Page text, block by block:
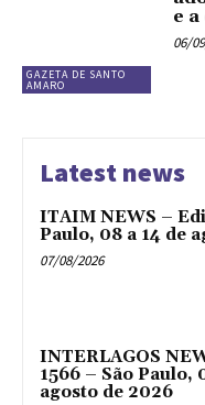
GAZETA DE SANTO
AMARO
e
06/
Latest news
ITAIM NEWS –
Paulo, 08 a 14 de
07/08/2026
INTERLAGOS
1566 – São Paulo,
agosto de 2026